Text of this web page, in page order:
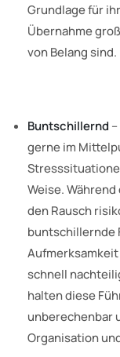
Grundlage für
Übernahme
von Belang sind.
Buntschillernd
gerne im
Weise.
den Rausch
buntschillernde
schnell
halten diese
unberechenbar
Organisation